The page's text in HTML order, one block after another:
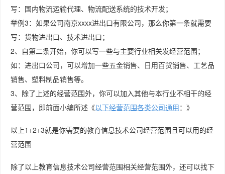
写：国内物流运输代理、物流配送系统的技术开发；
举例3：如果公司南京xxxx进出口有限公司，那么你第一条就需要
写：货物进出口、技术进出口；
2、自第二条开始，你可以写一些与主要行业相关发经营范围；
如：进出口公司，可以增加一些五金销售、日用百货销售、工艺品
销售、塑料制品销售等。
3、除了上述的经营范围外，你可以加入其他与本行业不相干的经
营范围，即前面小编所述《以下经营范围各类公司通用：》
以上1+2+3就是你需要的教育信息技术公司经营范围且可以用的经
营范围
除了以上教育信息技术公司经营范围相关经营范围外，还可以找下